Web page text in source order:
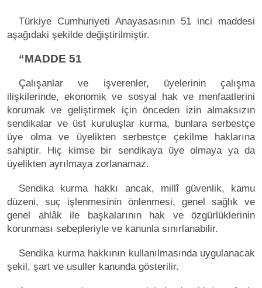
Türkiye Cumhuriyeti Anayasasının 51 inci maddesi
aşağıdaki şekilde değiştirilmiştir.
“MADDE 51
Çalışanlar ve işverenler, üyelerinin çalışma
ilişkilerinde, ekonomik ve sosyal hak ve menfaatlerini
korumak ve geliştirmek için önceden izin almaksızın
sendikalar ve üst kuruluşlar kurma, bunlara serbestçe
üye olma ve üyelikten serbestçe çekilme haklarına
sahiptir. Hiç kimse bir sendikaya üye olmaya ya da
üyelikten ayrılmaya zorlanamaz.
Sendika kurma hakkı ancak, millî güvenlik, kamu
düzeni, suç işlenmesinin önlenmesi, genel sağlık ve
genel ahlâk ile başkalarının hak ve özgürlüklerinin
korunması sebepleriyle ve kanunla sınırlanabilir.
Sendika kurma hakkının kullanılmasında uygulanacak
şekil, şart ve usuller kanunda gösterilir.